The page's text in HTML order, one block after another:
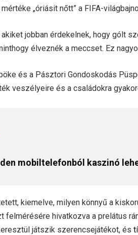
„óriásit nőtt” a FIFA-
akiket jobban érdekelnek, hogy gólt
élveznék a meccset. Ez
és a Pásztori Gondoskodás
veszélyeire és a családokra
mobiltelefonból kaszinó
kiemelve, milyen könnyű a
felmérésére hivatkozva a prelátus
játszik szerencsejátékot, és